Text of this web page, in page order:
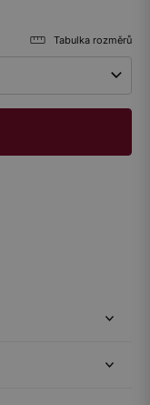
Tabulka rozměrů